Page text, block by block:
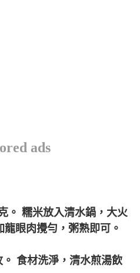
ads
。 糯米放入清水鍋，大火
眼肉攪勻，粥熟即可。
食材洗淨，清水煎湯飲